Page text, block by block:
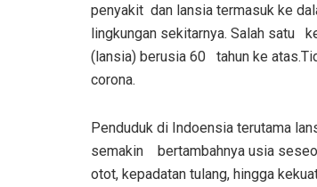
penyakit dan lansia termasuk ke
lingkungan sekitarnya. Salah satu
(lansia) berusia 60 tahun ke
corona.
Penduduk di Indoensia terutama la
semakin bertambahnya usia
otot, kepadatan tulang, hingga